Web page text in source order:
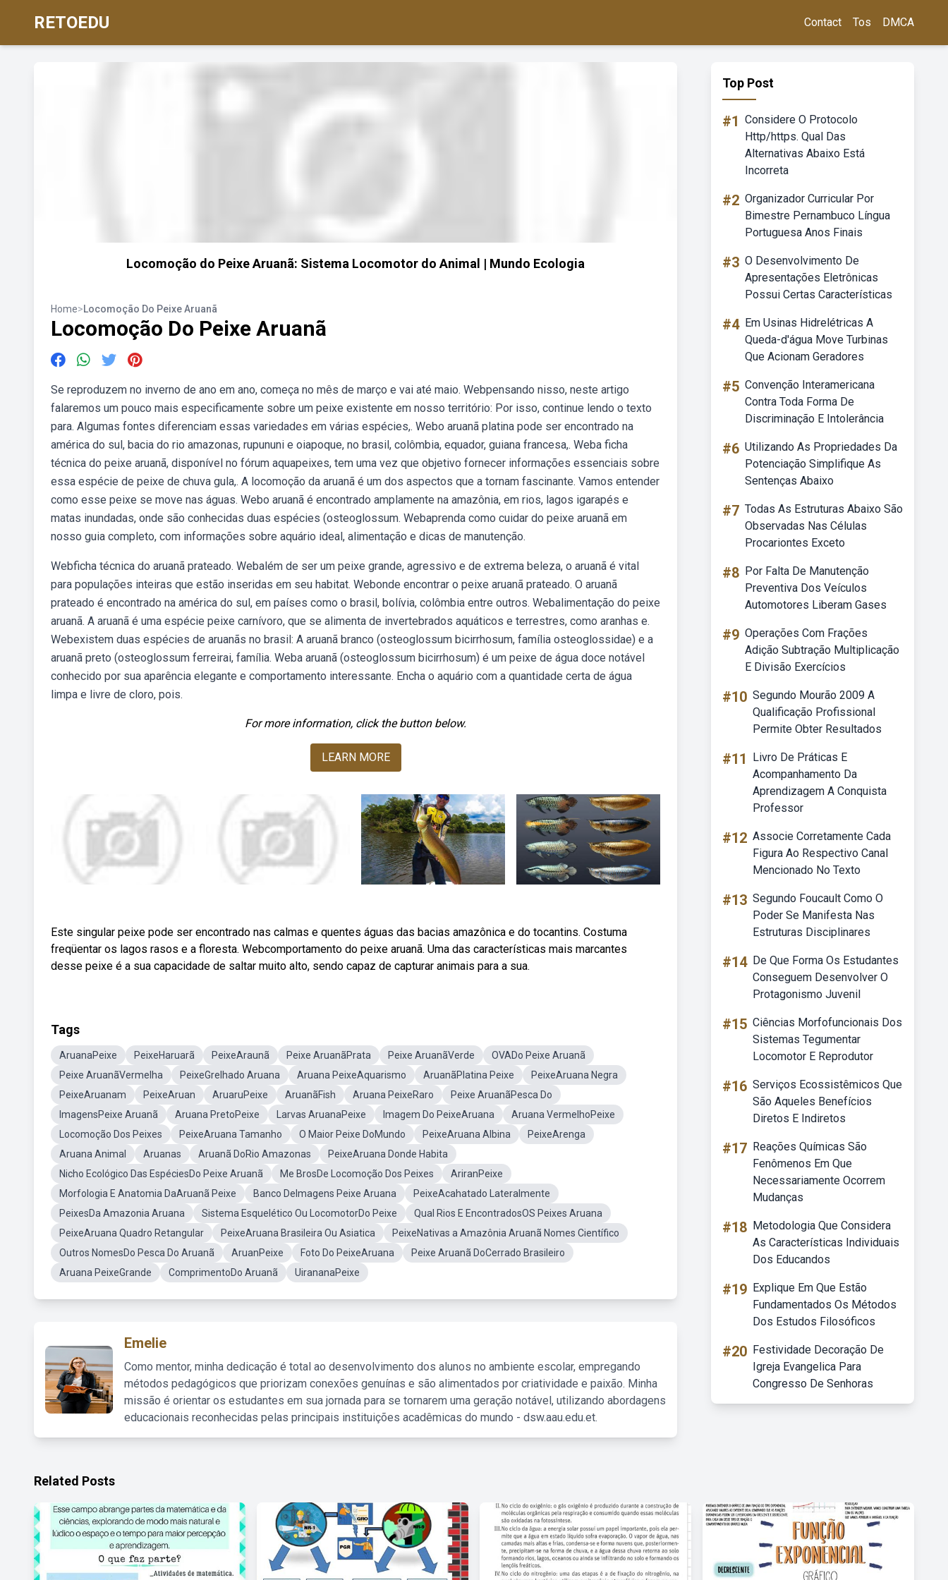
RETOEDU Contact Tos DMCA
Locomoção do Peixe Aruanã: Sistema Locomotor do Animal | Mundo Ecologia
Home>Locomoção Do Peixe Aruanã
Locomoção Do Peixe Aruanã
Se reproduzem no inverno de ano em ano, começa no mês de março e vai até maio. Webpensando nisso, neste artigo
falaremos um pouco mais especificamente sobre um peixe existente em nosso território: Por isso, continue lendo o texto
para. Algumas fontes diferenciam essas variedades em várias espécies,. Webo aruanã platina pode ser encontrado na
américa do sul, bacia do rio amazonas, rupununi e oiapoque, no brasil, colômbia, equador, guiana francesa,. Weba ficha
técnica do peixe aruanã, disponível no fórum aquapeixes, tem uma vez que objetivo fornecer informações essenciais sobre
essa espécie de peixe de chuva gula,. A locomoção da aruanã é um dos aspectos que a tornam fascinante. Vamos entender
como esse peixe se move nas águas. Webo aruanã é encontrado amplamente na amazônia, em rios, lagos igarapés e
matas inundadas, onde são conhecidas duas espécies (osteoglossum. Webaprenda como cuidar do peixe aruanã em
nosso guia completo, com informações sobre aquário ideal, alimentação e dicas de manutenção.
Webficha técnica do aruanã prateado. Webalém de ser um peixe grande, agressivo e de extrema beleza, o aruanã é vital
para populações inteiras que estão inseridas em seu habitat. Webonde encontrar o peixe aruanã prateado. O aruanã
prateado é encontrado na américa do sul, em países como o brasil, bolívia, colômbia entre outros. Webalimentação do peixe
aruanã. A aruanã é uma espécie peixe carnívoro, que se alimenta de invertebrados aquáticos e terrestres, como aranhas e.
Webexistem duas espécies de aruanãs no brasil: A aruanã branco (osteoglossum bicirrhosum, família osteoglossidae) e a
aruanã preto (osteoglossum ferreirai, família. Weba aruanã (osteoglossum bicirrhosum) é um peixe de água doce notável
conhecido por sua aparência elegante e comportamento interessante. Encha o aquário com a quantidade certa de água
limpa e livre de cloro, pois.
For more information, click the button below.
LEARN MORE
Este singular peixe pode ser encontrado nas calmas e quentes águas das bacias amazônica e do tocantins. Costuma
freqüentar os lagos rasos e a floresta. Webcomportamento do peixe aruanã. Uma das características mais marcantes
desse peixe é a sua capacidade de saltar muito alto, sendo capaz de capturar animais para a sua.
Tags
AruanaPeixe PeixeHaruarã PeixeAraunã Peixe AruanãPrata Peixe AruanãVerde
OVADo Peixe Aruanã
Peixe AruanãVermelha
PeixeGrelhado Aruana Aruana PeixeAquarismo AruanãPlatina Peixe
PeixeAruana Negra
PeixeAruanam
PeixeAruan AruaruPeixe AruanãFish Aruana PeixeRaro
Peixe AruanãPesca Do
ImagensPeixe Aruanã
Aruana PretoPeixe Larvas AruanaPeixe Imagem Do PeixeAruana
Aruana VermelhoPeixe
Locomoção Dos Peixes
PeixeAruana Tamanho O Maior Peixe DoMundo PeixeAruana Albina
PeixeArenga
Aruana Animal
Aruanas Aruanã DoRio Amazonas
PeixeAruana Donde Habita
Nicho Ecológico Das EspéciesDo Peixe Aruanã
Me BrosDe Locomoção Dos Peixes
AriranPeixe
Morfologia E Anatomia DaAruanã Peixe
Banco DeImagens Peixe Aruana
PeixeAcahatado Lateralmente
PeixesDa Amazonia Aruana
Sistema Esquelético Ou LocomotorDo Peixe
Qual Rios E EncontradosOS Peixes Aruana
PeixeAruana Quadro Retangular
PeixeAruana Brasileira Ou Asiatica
PeixeNativas a Amazônia Aruanã Nomes Científico
Outros NomesDo Pesca Do Aruanã
AruanPeixe Foto Do PeixeAruana
Peixe Aruanã DoCerrado Brasileiro
Aruana PeixeGrande
ComprimentoDo Aruanã UirananaPeixe
Emelie
Como mentor, minha dedicação é total ao desenvolvimento dos alunos no ambiente escolar, empregando
métodos pedagógicos que priorizam conexões genuínas e são alimentados por criatividade e paixão. Minha
missão é orientar os estudantes em sua jornada para se tornarem uma geração notável, utilizando abordagens
educacionais reconhecidas pelas principais instituições acadêmicas do mundo - dsw.aau.edu.et.
Top Post
#1 Considere O Protocolo
Http/https. Qual Das
Alternativas Abaixo Está
Incorreta
#2 Organizador Curricular Por
Bimestre Pernambuco Língua
Portuguesa Anos Finais
#3 O Desenvolvimento De
Apresentações Eletrônicas
Possui Certas Características
#4 Em Usinas Hidrelétricas A
Queda-d'água Move Turbinas
Que Acionam Geradores
#5 Convenção Interamericana
Contra Toda Forma De
Discriminação E Intolerância
#6 Utilizando As Propriedades Da
Potenciação Simplifique As
Sentenças Abaixo
#7 Todas As Estruturas Abaixo São
Observadas Nas Células
Procariontes Exceto
#8 Por Falta De Manutenção
Preventiva Dos Veículos
Automotores Liberam Gases
#9 Operações Com Frações
Adição Subtração Multiplicação
E Divisão Exercícios
#10 Segundo Mourão 2009 A
Qualificação Profissional
Permite Obter Resultados
#11
Livro De Práticas E
Acompanhamento Da
Aprendizagem A Conquista
Professor
#12 Associe Corretamente Cada
Figura Ao Respectivo Canal
Mencionado No Texto
#13 Segundo Foucault Como O
Poder Se Manifesta Nas
Estruturas Disciplinares
#14 De Que Forma Os Estudantes
Conseguem Desenvolver O
Protagonismo Juvenil
#15 Ciências Morfofuncionais Dos
Sistemas Tegumentar
Locomotor E Reprodutor
#16 Serviços Ecossistêmicos Que
São Aqueles Benefícios
Diretos E Indiretos
#17 Reações Químicas São
Fenômenos Em Que
Necessariamente Ocorrem
Mudanças
#18 Metodologia Que Considera
As Características Individuais
Dos Educandos
#19 Explique Em Que Estão
Fundamentados Os Métodos
Dos Estudos Filosóficos
#20 Festividade Decoração De
Igreja Evangelica Para
Congresso De Senhoras
Related Posts